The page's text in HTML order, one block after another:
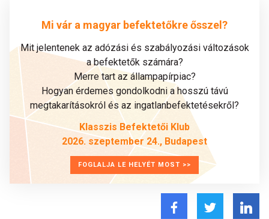
Mi vár a magyar befektetőkre ősszel?
Mit jelentenek az adózási és szabályozási változások
a befektetők számára?
Merre tart az állampapírpiac?
Hogyan érdemes gondolkodni a hosszú távú
megtakarításokról és az ingatlanbefektetésekről?
Klasszis Befektetői Klub
2026. szeptember 24., Budapest
FOGLALJA LE HELYÉT MOST >>